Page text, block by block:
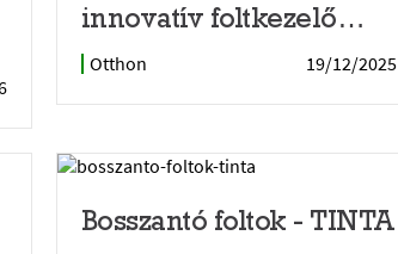
innovatív foltkezelő
kupakkal!
Otthon 19/12/2025
Bosszantó foltok - TINTA